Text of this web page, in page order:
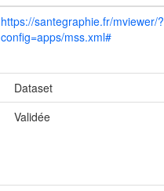
https://santegraphie.fr/mviewer/?
config=apps/mss.xml#
Dataset
Validée